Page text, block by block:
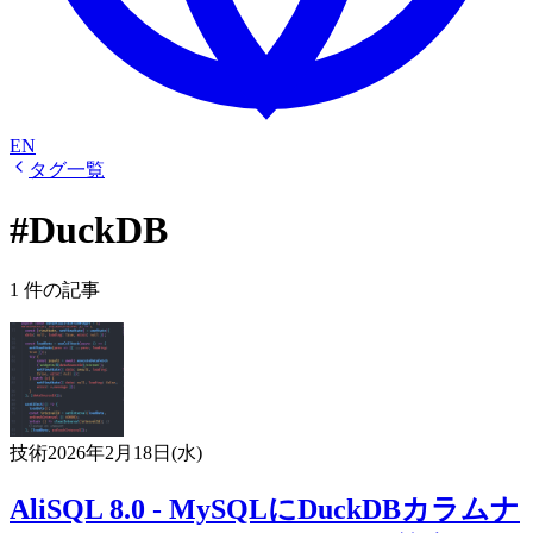
EN
タグ一覧
#DuckDB
1 件の記事
技術2026年2月18日(水)
AliSQL 8.0 - MySQLにDuckDBカラムナ